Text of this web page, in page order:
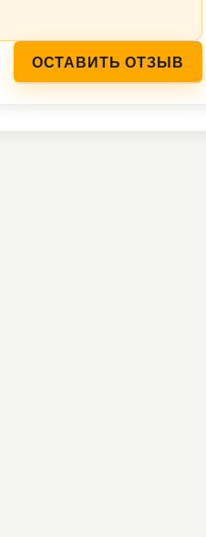
ОСТАВИТЬ ОТЗЫВ